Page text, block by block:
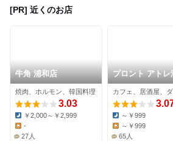
[PR] 近くのお店
牛角 浦和店
焼肉、ホルモン、韓国料理
3.03
Dinner:
￥2,000～￥2,999
Lunch:
-
27人
プロント アトレ
店
Dinner:
～￥999
Lunch:
～￥999
65人